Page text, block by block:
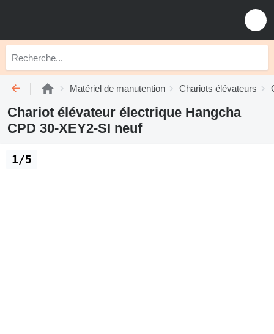
Matériel de manutention Chariots élévateurs
Chariot élévateur électrique Hangcha
CPD 30-XEY2-SI neuf
1/5